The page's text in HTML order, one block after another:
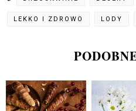
LEKKO I ZDROWO LODY